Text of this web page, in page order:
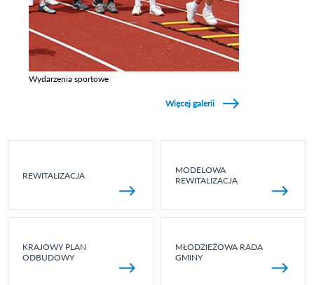
Wydarzenia sportowe
Więcej galerii
REWITALIZACJA
MODELOWA
REWITALIZACJA
KRAJOWY PLAN
ODBUDOWY
MŁODZIEŻOWA RADA
GMINY